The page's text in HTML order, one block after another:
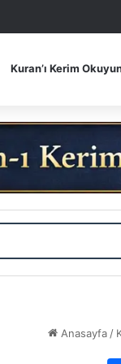
Kuran’ı Kerim
Anasayfa /